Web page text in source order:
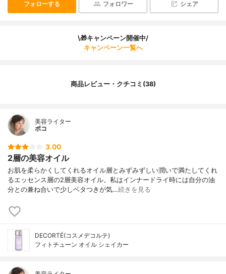
フォローする フォロワー シェア
\🎁キャンペーン開催中/
キャンペーン一覧へ
商品レビュー・クチコミ(38)
美容ライター
ポコ
3.00
2層の美容オイル
お肌を柔らかくしてくれるオイル層とみずみずしい潤いで満たしてくれ
るエッセンス層の2層美容オイル。私はインナードライ時には自分の油
分との兼ね合いで少しベタつきが気…続きを見る
DECORTÉ(コスメデコルテ)
フィトチューン オイル シェイカー